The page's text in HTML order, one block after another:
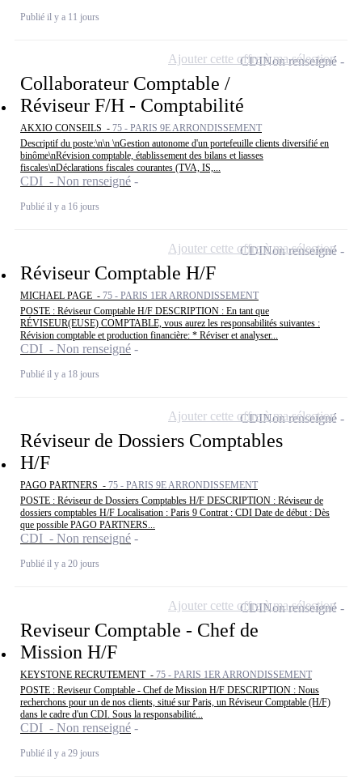
Publié il y a 11 jours
Collaborateur Comptable /
Réviseur F/H - Comptabilité
AKXIO CONSEILS - 75 - PARIS 9E ARRONDISSEMENT
Descriptif du poste:\n\n \nGestion autonome d'un portefeuille clients diversifié en
binôme\nRévision comptable, établissement des bilans et liasses
fiscales\nDéclarations fiscales courantes (TVA, IS,...
CDI - Non renseigné
Publié il y a 16 jours
CDINon renseigné
Ajouter cette offre à ma sélection
Réviseur Comptable H/F
MICHAEL PAGE - 75 - PARIS 1ER ARRONDISSEMENT
POSTE : Réviseur Comptable H/F DESCRIPTION : En tant que
RÉVISEUR(EUSE) COMPTABLE, vous aurez les responsabilités suivantes :
Révision comptable et production financière: * Réviser et analyser...
CDI - Non renseigné
Publié il y a 18 jours
CDINon renseigné
Ajouter cette offre à ma sélection
Réviseur de Dossiers Comptables
H/F
PAGO PARTNERS - 75 - PARIS 9E ARRONDISSEMENT
POSTE : Réviseur de Dossiers Comptables H/F DESCRIPTION : Réviseur de
dossiers comptables H/F Localisation : Paris 9 Contrat : CDI Date de début : Dès
que possible PAGO PARTNERS...
CDI - Non renseigné
Publié il y a 20 jours
CDINon renseigné
Ajouter cette offre à ma sélection
Reviseur Comptable - Chef de
Mission H/F
KEYSTONE RECRUTEMENT - 75 - PARIS 1ER ARRONDISSEMENT
POSTE : Reviseur Comptable - Chef de Mission H/F DESCRIPTION : Nous
recherchons pour un de nos clients, situé sur Paris, un Réviseur Comptable (H/F)
dans le cadre d'un CDI. Sous la responsabilité...
CDI - Non renseigné
Publié il y a 29 jours
CDINon renseigné
Ajouter cette offre à ma sélection